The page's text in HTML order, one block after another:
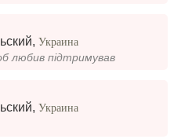
,Украина
любив підтримував
,Украина